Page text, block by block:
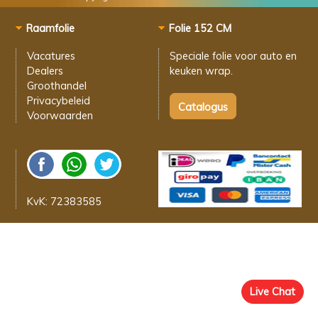
Live Chat
Raamfolie
Vacatures
Dealers
Groothandel
Privacybeleid
Voorwaarden
Folie 152 CM
Speciale folie voorauto en
keuken wrap.
KvK: 72383585